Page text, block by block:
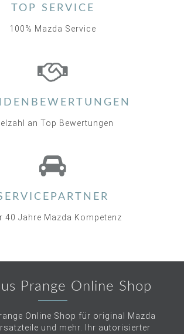
TOP SERVICE
100% Mazda Service
an Top Bewertungen
40 Jahre Mazda Kompetenz
Prange Online Shop
Online Shop für original Mazda
und mehr. Ihr autorisierter